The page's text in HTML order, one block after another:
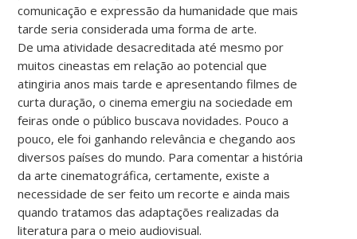
comunicação e expressão da humanidade que mais
tarde seria considerada uma forma de arte.
De uma atividade desacreditada até mesmo por
muitos cineastas em relação ao potencial que
atingiria anos mais tarde e apresentando filmes de
curta duração, o cinema emergiu na sociedade em
feiras onde o público buscava novidades. Pouco a
pouco, ele foi ganhando relevância e chegando aos
diversos países do mundo. Para comentar a história
da arte cinematográfica, certamente, existe a
necessidade de ser feito um recorte e ainda mais
quando tratamos das adaptações realizadas da
literatura para o meio audiovisual.